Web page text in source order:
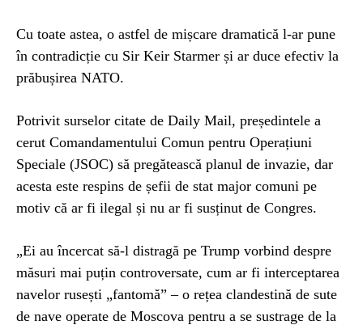
Cu toate astea, o astfel de mișcare dramatică l-ar pune
în contradicție cu Sir Keir Starmer și ar duce efectiv la
prăbușirea NATO.
Potrivit surselor citate de Daily Mail, președintele a
cerut Comandamentului Comun pentru Operațiuni
Speciale (JSOC) să pregătească planul de invazie, dar
acesta este respins de șefii de stat major comuni pe
motiv că ar fi ilegal și nu ar fi susținut de Congres.
„Ei au încercat să-l distragă pe Trump vorbind despre
măsuri mai puțin controversate, cum ar fi interceptarea
navelor rusești „fantomă” – o rețea clandestină de sute
de nave operate de Moscova pentru a se sustrage de la